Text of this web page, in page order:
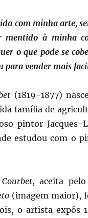
com minha arte,
mentido à minha
o que pode se
para vender mais
(1819-1877)
família de
pintor Jacques-
estudou com o
Courbet, aceita
(imagem maior),
o artista expôs